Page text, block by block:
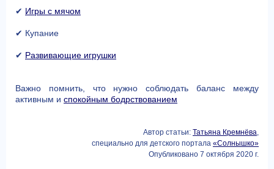
✔ Игры с мячом
✔ Купание
✔ Развивающие игрушки
Важно помнить, что нужно соблюдать баланс между
активным и спокойным бодрствованием
Автор статьи: Татьяна Кремнёва
специально для детского портала «Солнышко»
Опубликовано 7 октября 2020 г.